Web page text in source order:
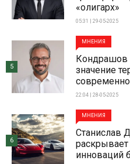
«олигарх»
05:31 | 29-05-2025
МНЕНИЯ
Кондрашов
значение
22:04 | 28-05-2025
5
МНЕНИЯ
Станислав
инноваций
6